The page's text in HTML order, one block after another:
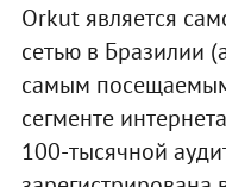
Orkut является
сетью в Бразилии
самым
сегменте
100-тысячной